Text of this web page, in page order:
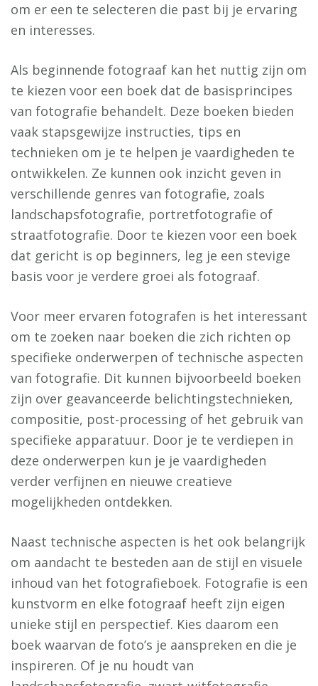
om er een te selecteren die past bij je ervaring
en interesses.
Als beginnende fotograaf kan het nuttig zijn om
te kiezen voor een boek dat de basisprincipes
van fotografie behandelt. Deze boeken bieden
vaak stapsgewijze instructies, tips en
technieken om je te helpen je vaardigheden te
ontwikkelen. Ze kunnen ook inzicht geven in
verschillende genres van fotografie, zoals
landschapsfotografie, portretfotografie of
straatfotografie. Door te kiezen voor een boek
dat gericht is op beginners, leg je een stevige
basis voor je verdere groei als fotograaf.
Voor meer ervaren fotografen is het interessant
om te zoeken naar boeken die zich richten op
specifieke onderwerpen of technische aspecten
van fotografie. Dit kunnen bijvoorbeeld boeken
zijn over geavanceerde belichtingstechnieken,
compositie, post-processing of het gebruik van
specifieke apparatuur. Door je te verdiepen in
deze onderwerpen kun je je vaardigheden
verder verfijnen en nieuwe creatieve
mogelijkheden ontdekken.
Naast technische aspecten is het ook belangrijk
om aandacht te besteden aan de stijl en visuele
inhoud van het fotografieboek. Fotografie is een
kunstvorm en elke fotograaf heeft zijn eigen
unieke stijl en perspectief. Kies daarom een
boek waarvan de foto’s je aanspreken en die je
inspireren. Of je nu houdt van